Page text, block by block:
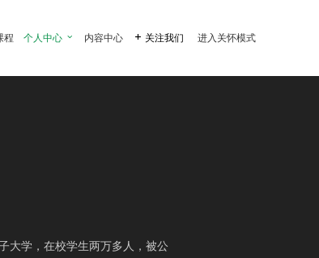
程 个人中心  内容中心  关注我们 进入关怀模式
大学，在校学生两万多人，被公